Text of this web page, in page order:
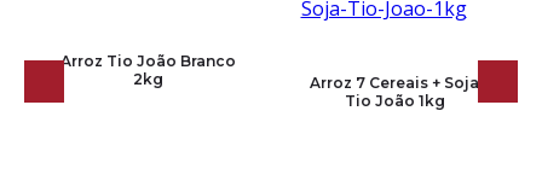
Arroz Tio João Branco
2kg
Arroz 7 Cereais + Soja
Tio João 1kg